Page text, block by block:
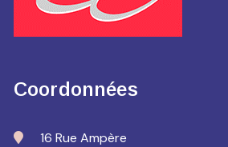
Coordonnées
16 Rue Ampère